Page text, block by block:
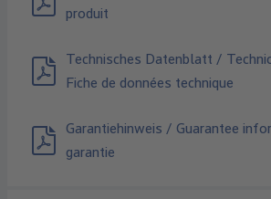
produit
Technisches Datenblatt /
Fiche de données technique
Garantiehinweis / Guarantee
garantie